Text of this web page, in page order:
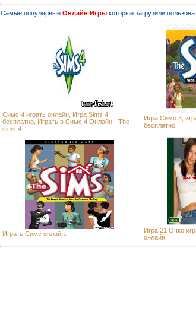
Самые популярные Онлайн Игры которые загрузили
Симс 4 играть онлайн, Игра Sims 4
бесплатно, Играть в Симс 4 Онлайн - The
sims 4.
Игра Симс 3,
бесплатно.
Играть Симс онлайн.
Игра 21 Очко
онлайн.